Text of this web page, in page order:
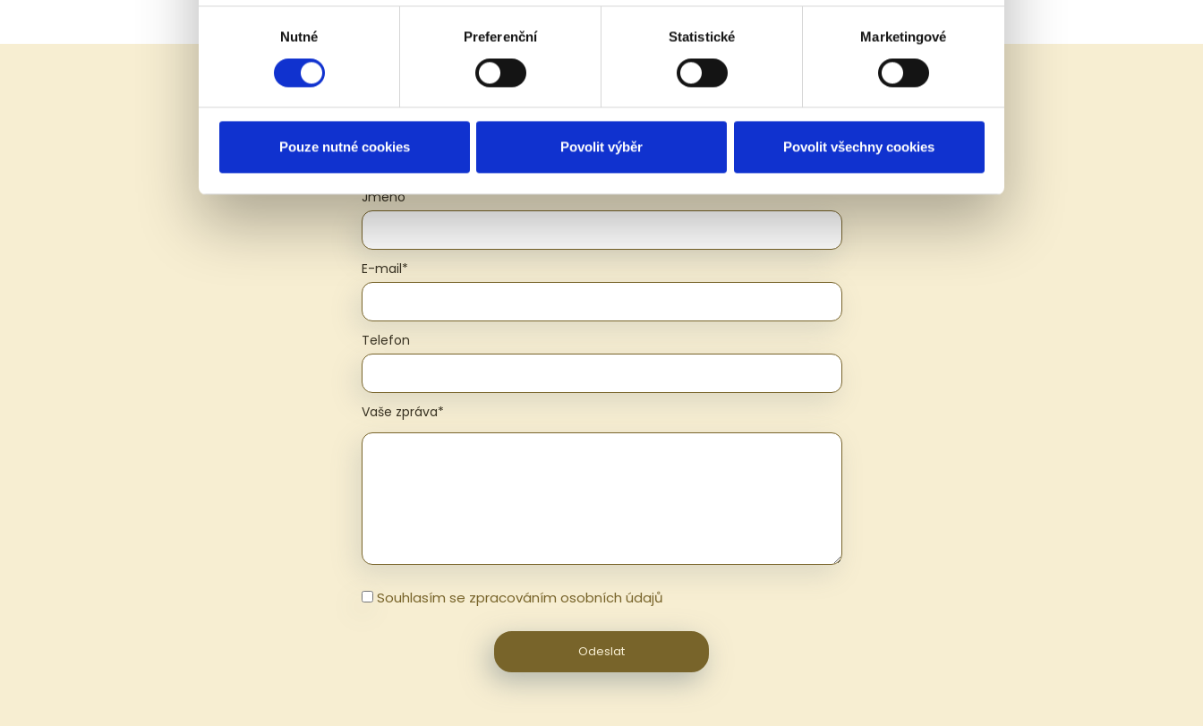
Nutné Preferenční Statistické Marketingové
Pouze nutné cookies Povolit výběr Povolit všechny cookies
Poptávkový formulář
Jméno
E-mail*
Telefon
Vaše zpráva*
Souhlasím se zpracováním osobních údajů